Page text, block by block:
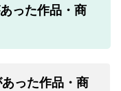
った作品・商
った作品・商